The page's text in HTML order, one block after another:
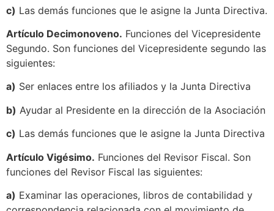
c) Las demás funciones que le asigne la Junta Directiva.
Artículo Decimonoveno. Funciones del Vicepresidente
Segundo. Son funciones del Vicepresidente segundo las
siguientes:
a) Ser enlaces entre los afiliados y la Junta Directiva
b) Ayudar al Presidente en la dirección de la Asociación
c) Las demás funciones que le asigne la Junta Directiva
Artículo Vigésimo. Funciones del Revisor Fiscal. Son
funciones del Revisor Fiscal las siguientes:
a) Examinar las operaciones, libros de contabilidad y